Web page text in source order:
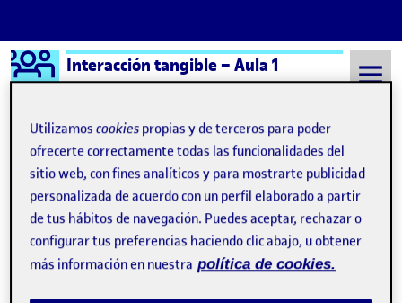
Saltar al contenido
Logo Ágora
Interacción tangible – Aula 1
Semestre 20232 - Aula 1 PEC 2 – JOAQUIN AZCONA
Navegación de entradas
Anterior: PEC2 – Proyecto Arduino Siguiente
Publicado porPEC 2 – JOAQUIN AZCONA
Utilizamoscookies propias y de terceros para poder
ofrecerte correctamente todas las funcionalidades del
sitio web, con fines analíticos y para mostrarte publicidad
personalizada de acuerdo con un perfil elaborado a partir
de tus hábitos de navegación. Puedes aceptar, rechazar o
configurar tus preferencias haciendo clic abajo, u obtener
más información en nuestra política de cookies.